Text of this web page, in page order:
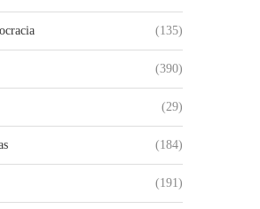
(135)
(390)
(29)
(184)
(191)